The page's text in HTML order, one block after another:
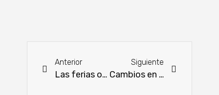
Anterior
Las ferias ovinas de verano consolidan el mercado genético
Siguiente
Cambios en ARP Regional Teniente Esteban Martínez: Christian Rothbacher asume presidencia